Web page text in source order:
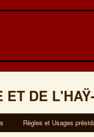
DE
Règles et Usages